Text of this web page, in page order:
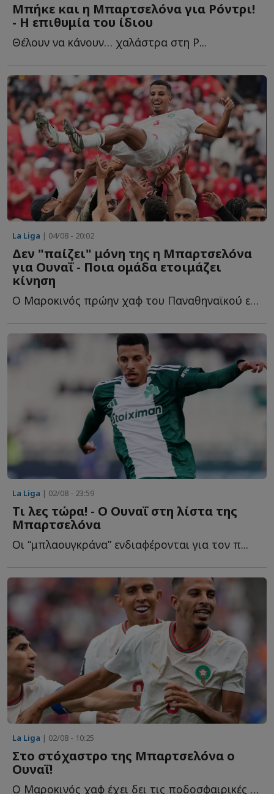
Mπήκε και η Μπαρτσελόνα για Ρόντρι!
- Η επιθυμία του ίδιου
Θέλουν να κάνουν… χαλάστρα στη Ρ...
La Liga | 04/08 - 20:02
Δεν "παίζει" μόνη της η Μπαρτσελόνα
για Ουναΐ - Ποια ομάδα ετοιμάζει
κίνηση
Ο Μαροκινός πρώην χαφ του Παναθηναϊκού είναι περιζήτητος μ...
La Liga | 02/08 - 23:59
Τι λες τώρα! - Ο Ουναΐ στη λίστα της
Μπαρτσελόνα
Οι “μπλαουγκράνα” ενδιαφέρονται για τον π...
La Liga | 02/08 - 10:25
Στο στόχαστρο της Μπαρτσελόνα ο
Ουναΐ!
Ο Μαροκινός χαφ έχει δει τις ποδοσφαιρικές μετοχές τ...